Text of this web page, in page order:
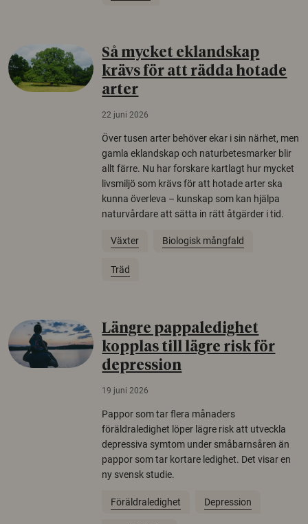
Så mycket eklandskap
krävs för att rädda hotade
arter
22 juni 2026
Över tusen arter behöver ekar i sin närhet, men
gamla eklandskap och naturbetesmarker blir
allt färre. Nu har forskare kartlagt hur mycket
livsmiljö som krävs för att hotade arter ska
kunna överleva – kunskap som kan hjälpa
naturvårdare att sätta in rätt åtgärder i tid.
Växter Biologisk mångfald
Träd
Längre pappaledighet
kopplas till lägre risk för
depression
19 juni 2026
Pappor som tar flera månaders
föräldraledighet löper lägre risk att utveckla
depressiva symtom under småbarnsåren än
pappor som tar kortare ledighet. Det visar en
ny svensk studie.
Föräldraledighet Depression